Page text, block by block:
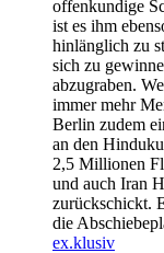
offenkundige
ist es ihm
hinlänglich zu
sich zu
abzugraben.
immer mehr
Berlin zudem
an den
2,5 Millionen
und auch Iran
zurückschickt.
die
ex.klusiv